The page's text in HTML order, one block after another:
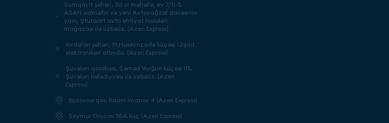
Sumqayıt şəhəri, 36 cı məhəllə, ev 7/11-5.
ASAN xidmətin və yeni Avtovağzal dairəsinin
yanı, Ştutqart avto ehtiyat hissələri
mağazası ilə üzbəüz. (Azeri Express)
Xırdalan şəhəri, M.Hüseynzadə küçəsi 1.İrşad
elektroniksin altında. (Azeri Express)
Şüvəlan qəsəbəsi, Səməd Vurğun küçəsi 115.
Şüvəlan bələdiyyəsi ilə üzbəüz. (Azeri
Express)
Buzovna qəs. Rasim İmanov 4 (Azeri Express)
Seymur Orucov 58A küç (Azeri Express)